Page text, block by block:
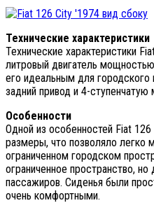
Технические характеристики
Технические характеристики
литровый двигатель
его идеальным для
задний привод и 4-
Особенности
Одной из особенностей Fiat
размеры, что позволяло легко
ограниченном городском
ограниченное пространство,
пассажиров. Сиденья были
очень комфортными.